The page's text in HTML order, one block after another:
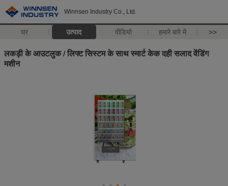
Winnsen Industry Co., Ltd.
घर उत्पाद वीडियो हमारे बारे में >>
लकड़ी के आउटलुक / लिफ्ट सिस्टम के साथ स्मार्ट केक दही सलाद वेंडिंग
मशीन